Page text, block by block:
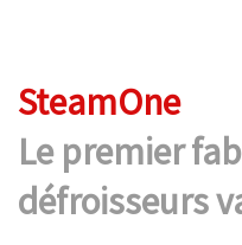
SteamOne
Le premier
défroisseurs